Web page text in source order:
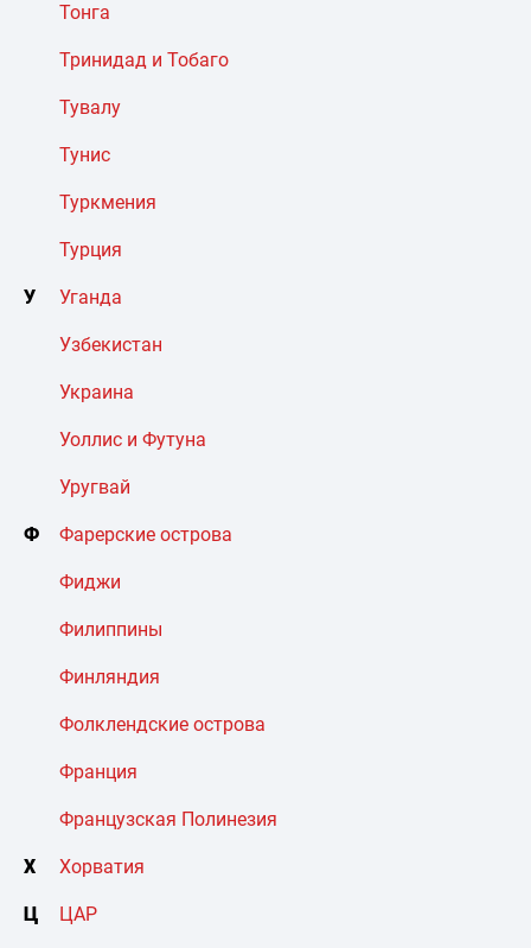
Тонга
Тринидад и Тобаго
Тувалу
Тунис
Туркмения
Турция
У Уганда
Узбекистан
Украина
Уоллис и Футуна
Уругвай
Ф Фарерские острова
Фиджи
Филиппины
Финляндия
Фолклендские острова
Франция
Французская Полинезия
Х Хорватия
Ц ЦАР